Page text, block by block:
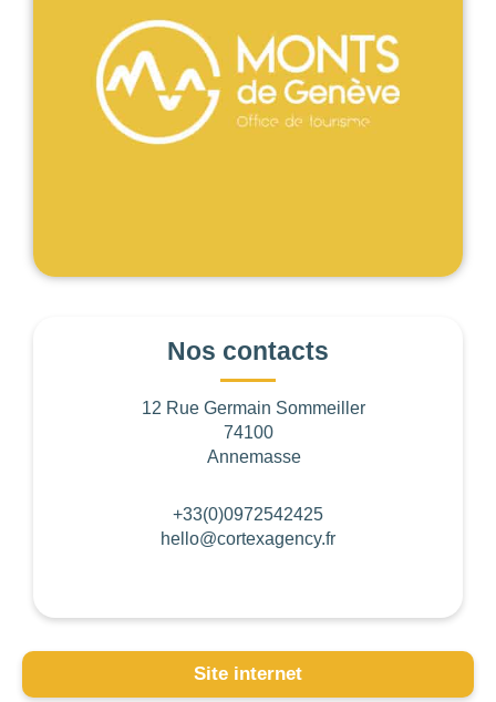
Nos contacts
12 Rue Germain Sommeiller
74100
Annemasse
+33(0)0972542425
hello@cortexagency.fr
Site internet
filtres.
NOMBRE DE PERSONNES